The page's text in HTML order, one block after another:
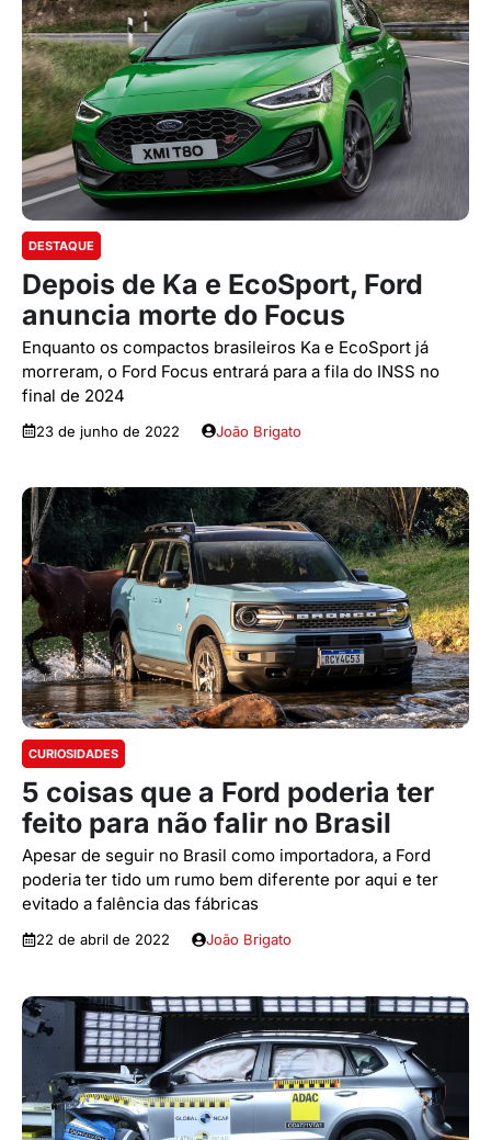
DESTAQUE
Depois de Ka e EcoSport, Ford
anuncia morte do Focus
Enquanto os compactos brasileiros Ka e EcoSport já
morreram, o Ford Focus entrará para a fila do INSS no
final de 2024
23 de junho de 2022 João Brigato
CURIOSIDADES
5 coisas que a Ford poderia ter
feito para não falir no Brasil
Apesar de seguir no Brasil como importadora, a Ford
poderia ter tido um rumo bem diferente por aqui e ter
evitado a falência das fábricas
22 de abril de 2022 João Brigato